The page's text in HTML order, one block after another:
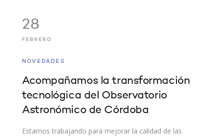
28
FEBRERO
NOVEDADES
Acompañamos la transformación
tecnológica del Observatorio
Astronómico de Córdoba
Estamos trabajando para mejorar la calidad de las